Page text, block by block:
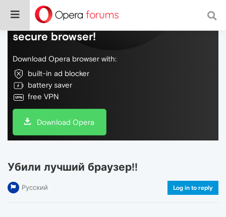
Do more on the web, with a fast and
secure browser!
Download Opera browser with:
built-in ad blocker
battery saver
free VPN
Download Opera
Убили лучший браузер!!
Русский Log in to reply